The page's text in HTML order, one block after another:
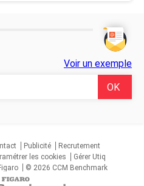
Voir un exemple
Publicité
Recrutement
les cookies
Gérer Utiq
© 2026 CCM Benchmark